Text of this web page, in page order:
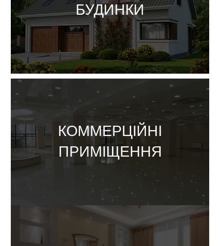
БУДИНКИ
Купити
КОММЕРЦІЙНІ
ПРИМІЩЕННЯ
Орендувати
Купити